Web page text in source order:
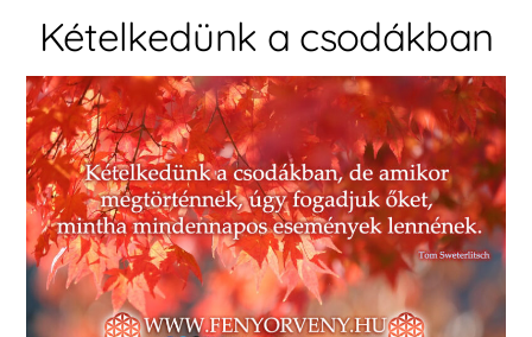
Kételkedünk a csodákban